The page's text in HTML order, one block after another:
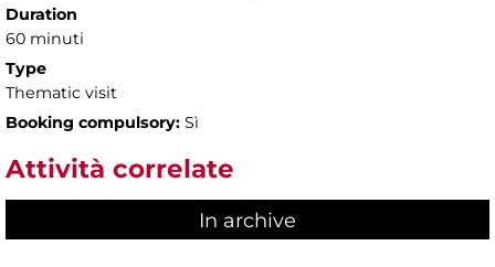
Duration
60 minuti
Type
Thematic visit
Booking compulsory: Sì
Attività correlate
In archive